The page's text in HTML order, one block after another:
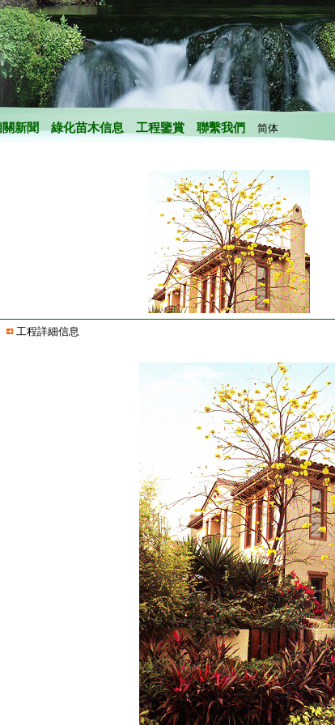
關新聞 綠化苗木信息 工程鑒賞 聯繫我們 简体
工程詳細信息